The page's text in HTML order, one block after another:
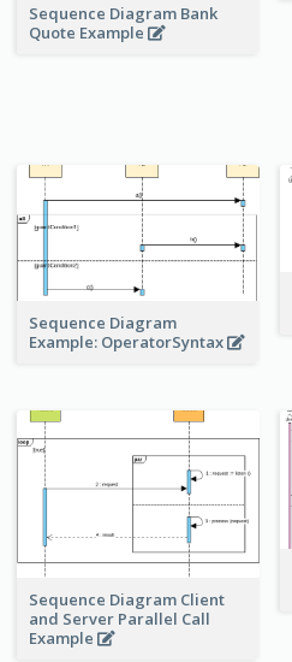
Sequence Diagram Bank
Quote Example
Sequence Diagram
Example: OperatorSyntax
Sequence Diagram Client
and Server Parallel Call
Example